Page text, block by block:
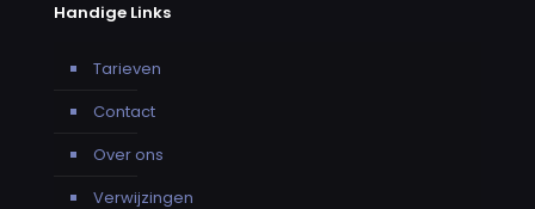
Handige Links
Tarieven
Contact
Over ons
Verwijzingen